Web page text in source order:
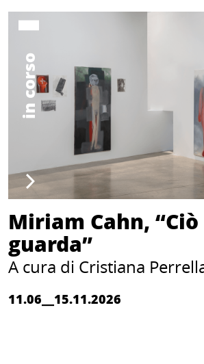
in corso
Miriam Cahn,
guarda”
A cura di Cristiana
11.06__15.11.2026